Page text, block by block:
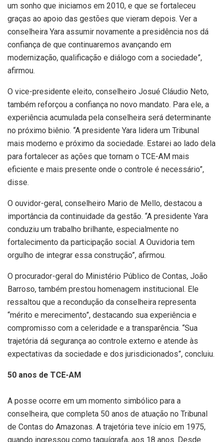
um sonho que iniciamos em 2010, e que se fortaleceu
graças ao apoio das gestões que vieram depois. Ver a
conselheira Yara assumir novamente a presidência nos dá
confiança de que continuaremos avançando em
modernização, qualificação e diálogo com a sociedade”,
afirmou.
O vice-presidente eleito, conselheiro Josué Cláudio Neto,
também reforçou a confiança no novo mandato. Para ele, a
experiência acumulada pela conselheira será determinante
no próximo biênio. “A presidente Yara lidera um Tribunal
mais moderno e próximo da sociedade. Estarei ao lado dela
para fortalecer as ações que tornam o TCE-AM mais
eficiente e mais presente onde o controle é necessário”,
disse.
O ouvidor-geral, conselheiro Mario de Mello, destacou a
importância da continuidade da gestão. “A presidente Yara
conduziu um trabalho brilhante, especialmente no
fortalecimento da participação social. A Ouvidoria tem
orgulho de integrar essa construção”, afirmou.
O procurador-geral do Ministério Público de Contas, João
Barroso, também prestou homenagem institucional. Ele
ressaltou que a recondução da conselheira representa
“mérito e merecimento”, destacando sua experiência e
compromisso com a celeridade e a transparência. “Sua
trajetória dá segurança ao controle externo e atende às
expectativas da sociedade e dos jurisdicionados”, concluiu.
50 anos de TCE-AM
A posse ocorre em um momento simbólico para a
conselheira, que completa 50 anos de atuação no Tribunal
de Contas do Amazonas. A trajetória teve início em 1975,
quando ingressou como taquígrafa, aos 18 anos. Desde